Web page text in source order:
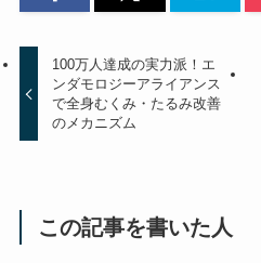
100万人達成の実力派！エ
ンダモロジーアライアンス
で全身むくみ・たるみ改善
のメカニズム
この記事を書いた人